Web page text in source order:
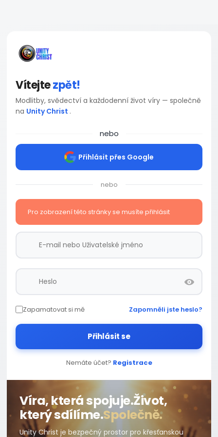
Vítejtezpět!
Modlitby, svědectví a každodenní život víry — společně
na Unity Christ .
nebo
Přihlásit přes Google
nebo
Pro zobrazení této stránky se musíte přihlásit
Zapamatovat si mě Zapomněli jste heslo?
Přihlásit se
Nemáte účet? Registrace
Víra, která spojuje.Život,
který sdílíme.Společně.
Unity Christ je bezpečný prostor pro křesťanskou